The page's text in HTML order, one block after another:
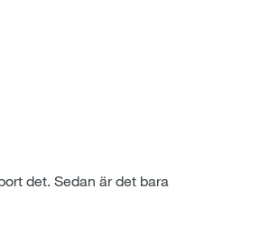
det. Sedan är det bara